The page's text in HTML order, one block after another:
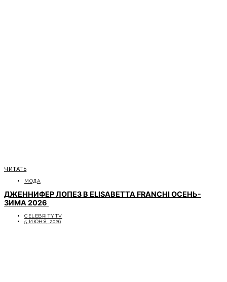
ЧИТАТЬ
МОДА
ДЖЕННИФЕР ЛОПЕЗ В ELISABETTA FRANCHI ОСЕНЬ-
ЗИМА 2026
CELEBRITYTV
5 ИЮНЯ, 2026